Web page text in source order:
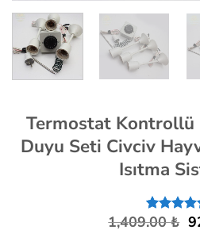
Termostat Kontrollü
Duyu Seti Civciv
Isıtma
1
müşteri
1,409.00₺